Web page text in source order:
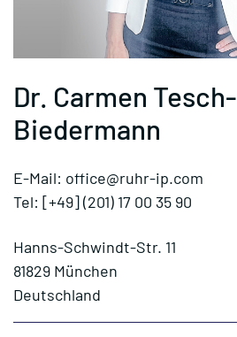
Dr. Carmen Tesch-
Biedermann
E-Mail: office@ruhr-ip.com
Tel: [+49] (201) 17 00 35 90
Hanns-Schwindt-Str. 11
81829 München
Deutschland